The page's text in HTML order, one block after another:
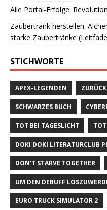
Alle Portal-Erfolge: Revolution
Zaubertrank herstellen:
starke Zaubertränke
STICHWORTE
APEX-LEGENDEN
SCHWARZES BUCH
TOT BEI TAGESLICHT
DOKI DOKI LITERATURCLUB
DON'T STARVE TOGETHER
UM DEN DEBUFF
EURO TRUCK SIMULATOR 2